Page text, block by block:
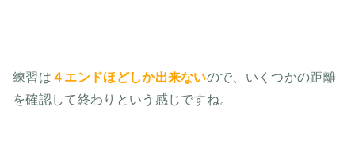
練習は ４エンドほどしか出来ないので、いくつかの距離
を確認して終わりという感じですね。